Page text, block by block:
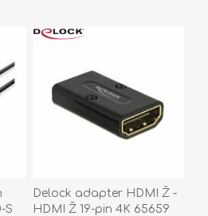
S
Delock adapter HDMI Ž -
HDMI Ž 19-pin 4K 65659